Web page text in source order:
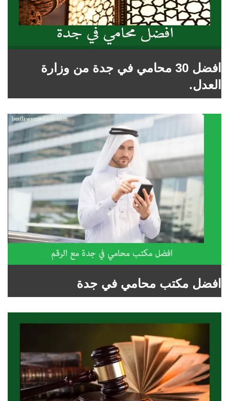
افضل 30 محامي في جدة من وزارة
العدل.
افضل مكتب محامي في جدة